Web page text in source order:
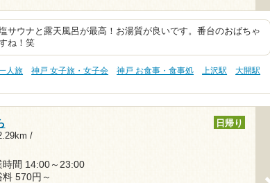
サウナと露天風呂が最高！お湯質が良いです。番台のおばちゃ
ね！笑
人旅 神戸 女子旅・女子会 神戸 お食事・食事処 上沢駅
大開駅
/
日帰り
時間 14:00～23:00
料 570円～